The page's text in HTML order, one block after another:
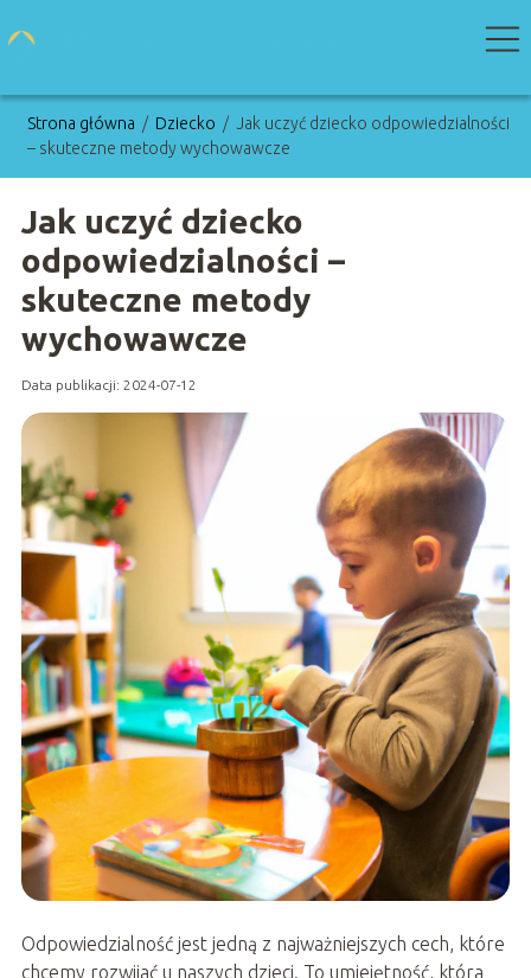
Strona główna / Dziecko / Jak uczyć dziecko odpowiedzialności
– skuteczne metody wychowawcze
Jak uczyć dziecko
odpowiedzialności –
skuteczne metody
wychowawcze
Data publikacji: 2024-07-12
Odpowiedzialność jest jedną z najważniejszych cech, które
chcemy rozwijać u naszych dzieci. To umiejętność, która